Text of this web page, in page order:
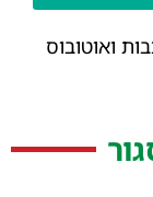
ואוטובוס